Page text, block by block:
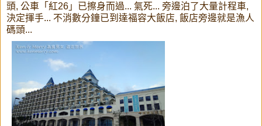
頭, 公車「紅26」已擦身而過... 氣死... 旁邊泊了大量計程車,
決定揮手... 不消數分鐘已到達福容大飯店, 飯店旁邊就是漁人
碼頭...